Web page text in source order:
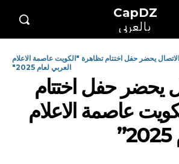
CapDZ
بالعربي
يحضر حفل اختتام تظاهرة "الكويت عاصمة الاعلام
العربي لعام 2025"
يحضر حفل اختتام
عاصمة الاعلام